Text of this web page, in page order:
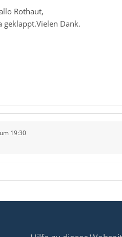
Rothaut,
geklappt.Vielen Dank.
19:30